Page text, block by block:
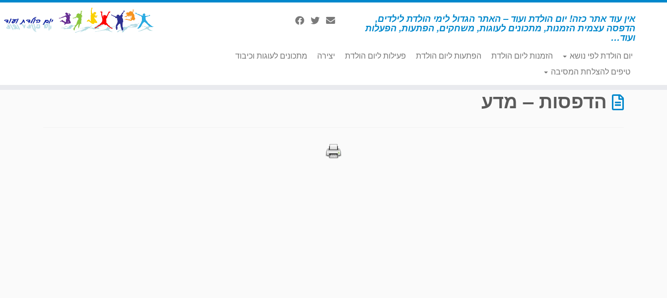
דלג
אין עוד אתר כזה! יום הולדת ועוד – האתר הגדול לימי הולדת לילדים,
הדפסה עצמית הזמנות, מתכונים לעוגות, משחקים, הפתעות, הפעלות
ועוד…
יום הולדת לפי נושא הזמנות ליום הולדת הפתעות ליום הולדת פעילות ליום הולדת יצירה
מתכונים לעוגות וכיבוד
טיפים להצלחת המסיבה
דף הבית » הדפסות – מדע
הדפסות – מדע